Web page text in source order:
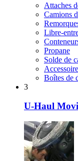
Attaches
Camions
Libre-
Propane
Solde de
Boîtes de
3
U-Haul